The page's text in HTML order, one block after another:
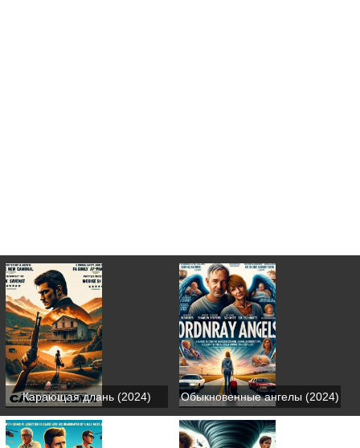
Карающая длань (2024) Обыкновенные ангелы (2024)